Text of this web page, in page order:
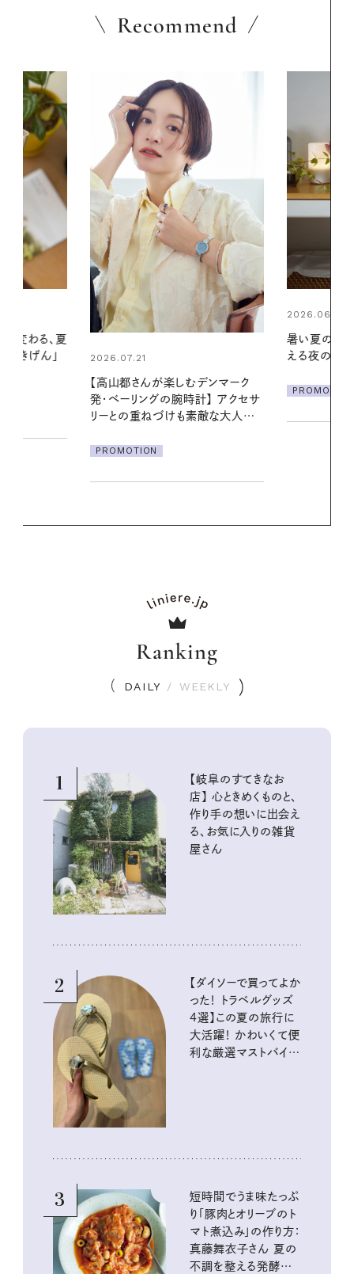
Recommend
2026.06.01
える夜の爽やかご褒美ケア
PROMOTION
2026.07.24
夏の髪と心
る【大人気の
Ranking
DAILY / WEEKLY
1
【岐阜のすてきなお
店】 心ときめくものと、
作り手の想いに出会え
る、お気に入りの雑貨
屋さん
2
【ダイソーで買ってよか
った！ トラベルグッズ
4選】この夏の旅行に
大活躍！ かわいくて便
利な厳選マストバイア
3
短時間でうま味たっぷ
り「豚肉とオリーブのト
マト煮込み」の作り方：
真藤舞衣子さん 夏の
不調を整える発酵レ